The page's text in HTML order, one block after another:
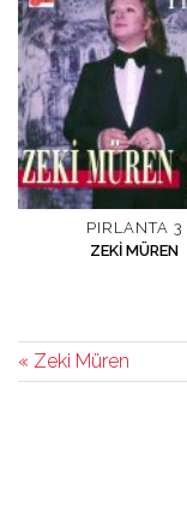
PIRLANTA 3
ZEKI MÜREN
« Zeki Müren